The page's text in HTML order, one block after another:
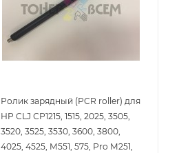
Ролик зарядный (PCR roller) для
HP CLJ СP1215, 1515, 2025, 3505,
3520, 3525, 3530, 3600, 3800,
4025, 4525, M551, 575, Pro M251,